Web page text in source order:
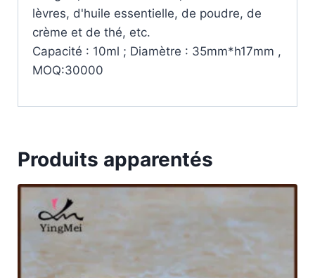
lèvres, d'huile essentielle, de poudre, de
crème et de thé, etc.
Capacité : 10ml ; Diamètre : 35mm*h17mm ,
MOQ:30000
Produits apparentés